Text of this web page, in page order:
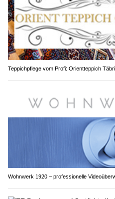
Teppichpflege vom Profi: Orientteppich
Wohnwerk 1920 – professionelle